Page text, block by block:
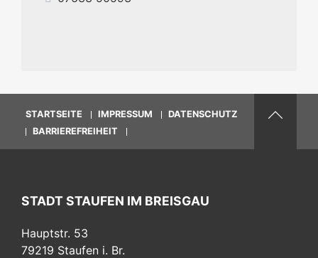
STARTSEITE IMPRESSUM
DATENSCHUTZ
BARRIEREFREIHEIT
STADT STAUFEN IM BREISGAU
Hauptstr. 53
79219 Staufen i. Br.